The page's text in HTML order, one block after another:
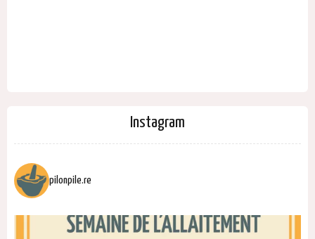
Instagram
pilonpile.re